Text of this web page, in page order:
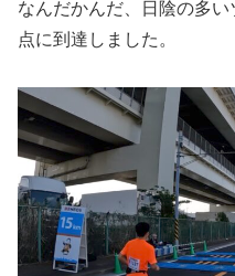
なんだかんだ、日陰の多
点に到達しました。